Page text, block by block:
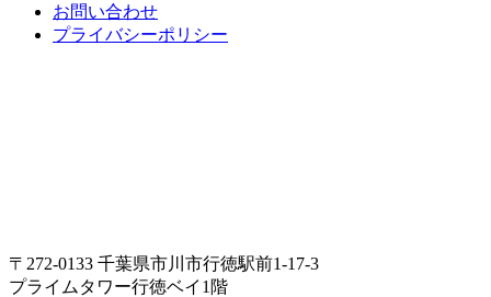
お問い合わせ
プライバシーポリシー
〒272-0133 千葉県市川市行徳駅前1-17-3
プライムタワー行徳ベイ1階